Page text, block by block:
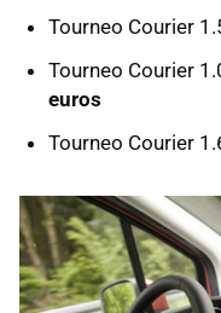
Tourneo Courier
Tourneo Courier
euros
Tourneo Courier